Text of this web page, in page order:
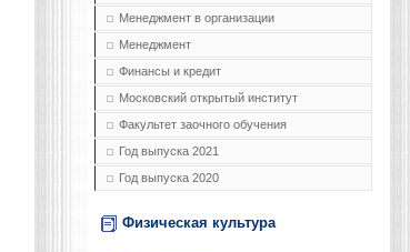
Менеджмент в организации
Менеджмент
Финансы и кредит
Московский открытый институт
Факультет заочного обучения
Год выпуска 2021
Год выпуска 2020
Физическая культура